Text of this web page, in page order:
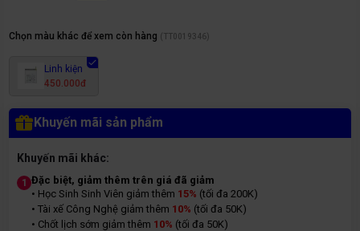
Chọn màu khác để xem còn hàng (TT0019346)
Linh kiện
450.000đ
Khuyến mãi sản phẩm
Khuyến mãi khác:
1 Đặc biệt, giảm thêm trên giá đã giảm
• Học Sinh Sinh Viên giảm thêm 15% (tối đa 200K)
• Tài xế Công Nghệ giảm thêm 10% (tối đa 50K)
• Chốt lịch sớm giảm thêm 10% (tối đa 50K)